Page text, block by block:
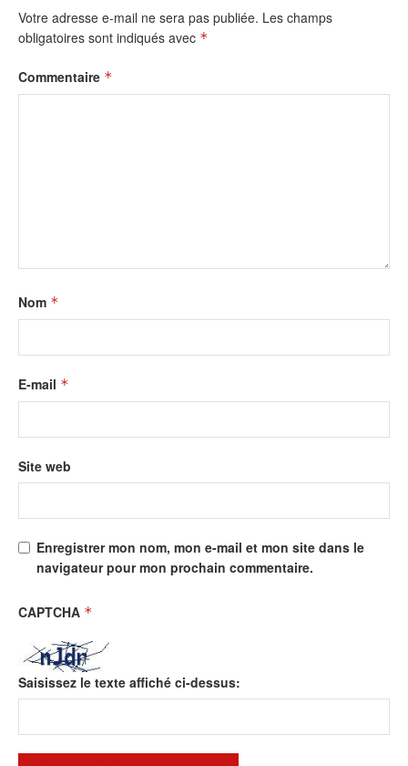
Votre adresse e-mail ne sera pas publiée. Les champs
obligatoires sont indiqués avec *
Commentaire *
Nom *
E-mail *
Site web
Enregistrer mon nom, mon e-mail et mon site dans le
navigateur pour mon prochain commentaire.
CAPTCHA *
Saisissez le texte affiché ci-dessus: